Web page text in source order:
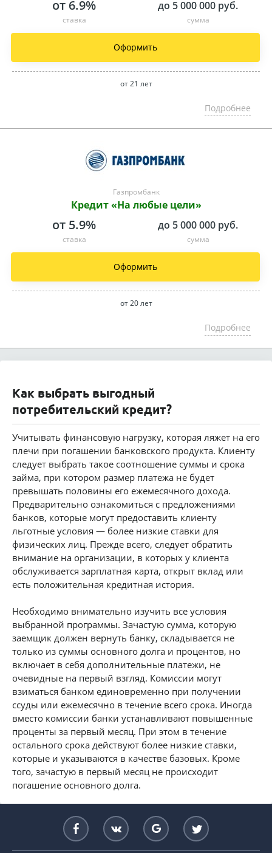
от 6.9%
ставка
до 5 000 000 руб.
сумма
Оформить
от 21 лет
Подробнее
Газпромбанк
Кредит «На любые цели»
от 5.9%
ставка
до 5 000 000 руб.
сумма
Оформить
от 20 лет
Подробнее
Как выбрать выгодный
потребительский кредит?
Учитывать финансовую нагрузку, которая ляжет на его
плечи при погашении банковского продукта. Клиенту
следует выбрать такое соотношение суммы и срока
займа, при котором размер платежа не будет
превышать половины его ежемесячного дохода.
Предварительно ознакомиться с предложениями
банков, которые могут предоставить клиенту
льготные условия — более низкие ставки для
физических лиц. Прежде всего, следует обратить
внимание на организации, в которых у клиента
обслуживается зарплатная карта, открыт вклад или
есть положительная кредитная история.
Необходимо внимательно изучить все условия
выбранной программы. Зачастую сумма, которую
заемщик должен вернуть банку, складывается не
только из суммы основного долга и процентов, но
включает в себя дополнительные платежи, не
очевидные на первый взгляд. Комиссии могут
взиматься банком единовременно при получении
ссуды или ежемесячно в течение всего срока. Иногда
вместо комиссии банки устанавливают повышенные
проценты за первый месяц. При этом в течение
остального срока действуют более низкие ставки,
которые и указываются в качестве базовых. Кроме
того, зачастую в первый месяц не происходит
погашение основного долга.